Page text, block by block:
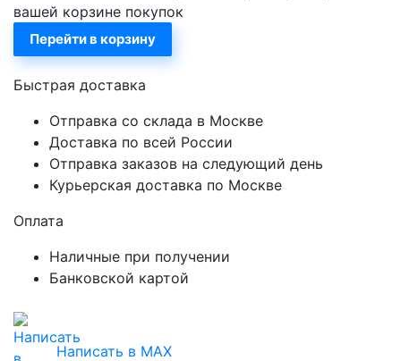
вашей корзине покупок
Перейти в корзину
Быстрая доставка
Отправка со склада в Москве
Доставка по всей России
Отправка заказов на следующий день
Курьерская доставка по Москве
Оплата
Наличные при получении
Банковской картой
Написать в MAX